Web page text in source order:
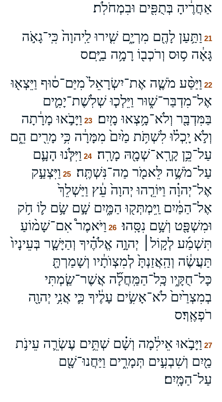
אַחֲרֶ֔יהָ בְּתֻפִּ֖ים וּבִמְחֹלֹֽת׃
21 וַתַּ֥עַן לָהֶ֖ם מִרְיָ֑ם שִׁ֤ירוּ לַֽיהוָה֙ כִּֽי־גָאֹ֣ה
גָּאָ֔ה ס֥וּס וְרֹכְב֖וֹ רָמָ֥ה בַיָּֽם׃ס
22 וַיַּסַּ֨ע מֹשֶׁ֤ה אֶת־יִשְׂרָאֵל֙ מִיַּם־ס֔וּף וַיֵּצְא֖וּ
אֶל־מִדְבַּר־שׁ֑וּר וַיֵּלְכ֧וּ שְׁלֹֽשֶׁת־יָמִ֛ים
בַּמִּדְבָּ֖ר וְלֹא־מָ֥צְאוּ מָֽיִם׃
23 וַיָּבֹ֣אוּ מָרָ֔תָה
וְלֹ֣א יָֽכְל֗וּ לִשְׁתֹּ֥ת מַ֙יִם֙ מִמָּרָ֔ה כִּ֥י מָרִ֖ים הֵ֑ם
עַל־כֵּ֥ן קָרָֽא־שְׁמָ֖הּ מָרָֽה׃
24 וַיִּלֹּ֧נוּ הָעָ֛ם
עַל־מֹשֶׁ֥ה לֵּאמֹ֖ר מַה־נִּשְׁתֶּֽה׃
25 וַיִּצְעַ֣ק
אֶל־יְהוָ֗ה וַיּוֹרֵ֤הוּ יְהוָה֙ עֵ֔ץ וַיַּשְׁלֵךְ֙
אֶל־הַמַּ֔יִם וַֽיִּמְתְּק֖וּ הַמָּ֑יִם שָׁ֣ם שָׂ֥ם ל֛וֹ חֹ֥ק
וּמִשְׁפָּ֖ט וְשָׁ֥ם נִסָּֽהוּ׃
26 וַיֹּאמֶר֩ אִם־שָׁמ֨וֹעַ
תִּשְׁמַ֜ע לְק֣וֹל׀ יְהוָ֣ה אֱלֹהֶ֗יךָ וְהַיָּשָׁ֤ר בְּעֵינָיו֙
תַּעֲשֶׂ֔ה וְהַֽאֲזַנְתָּ֙ לְמִצְוֺתָ֔יו וְשָׁמַרְתָּ֖
כָּל־חֻקָּ֑יו כָּֽל־הַמַּֽחֲלָ֞ה אֲשֶׁר־שַׂ֤מְתִּי
בְמִצְרַ֙יִם֙ לֹא־אָשִׂ֣ים עָלֶ֔יךָ כִּ֛י אֲנִ֥י יְהוָ֖ה
רֹפְאֶֽךָ׃ס
27 וַיָּבֹ֣אוּ אֵילִ֔מָה וְשָׁ֗ם שְׁתֵּ֥ים עֶשְׂרֵ֛ה עֵינֹ֥ת
מַ֖יִם וְשִׁבְעִ֣ים תְּמָרִ֑ים וַיַּחֲנוּ־שָׁ֖ם
עַל־הַמָּֽיִם׃